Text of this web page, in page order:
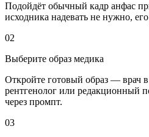
Подойдёт обычный кадр анфас
исходника надевать не нужно,
02
Выберите образ медика
Откройте готовый образ — врач
рентгенолог или редакционный
через промпт.
03